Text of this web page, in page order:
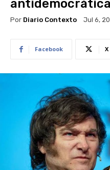
Por Diario Contexto Jul 6,
Facebook X